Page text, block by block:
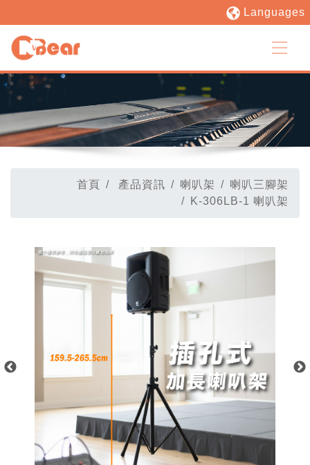
Languages
首頁 產品資訊 喇叭架
喇叭三腳架
K-306LB-1 喇叭架